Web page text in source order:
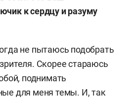
к сердцу и разуму
не пытаюсь подобрать
Скорее стараюсь
поднимать
для меня темы. И, так